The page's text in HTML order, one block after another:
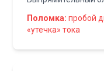
Поломка: пробой
«утечка» тока